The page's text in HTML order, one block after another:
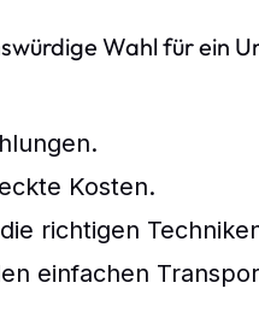
Wahl für ein
Kosten.
richtigen
einfachen